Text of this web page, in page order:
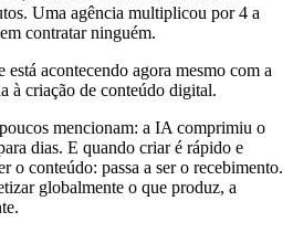
Uma agência multiplicou por 4 a
contratar ninguém.
acontecendo agora mesmo com a
à criação de conteúdo digital.
mencionam: a IA comprimiu o
dias. E quando criar é rápido e
o conteúdo: passa a ser o recebimento.
globalmente o que produz, a